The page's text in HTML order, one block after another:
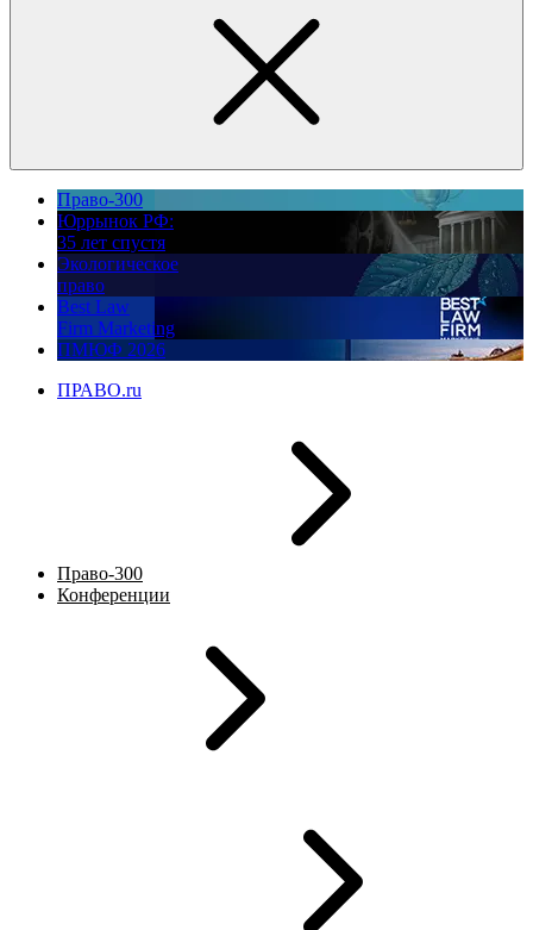
Право-300
Юррынок РФ:
35 лет спустя
Экологическое
право
Best Law
Firm Marketing
ПМЮФ 2026
ПРАВО.ru
Право-300
Конференции